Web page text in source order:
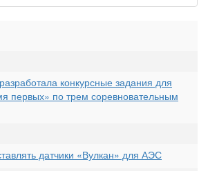
конкурсные задания для
первых» по трем соревновательным
датчики «Вулкан» для АЭС